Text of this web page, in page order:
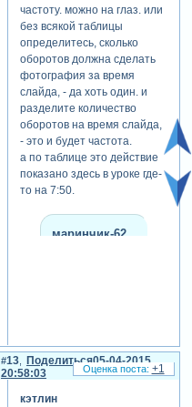
частоту. можно на глаз. или
без всякой таблицы
определитесь, сколько
оборотов должна сделать
фотография за время
слайда, - да хоть один. и
разделите количество
оборотов на время слайда,
- это и будет частота.
а по таблице это действие
показано здесь в уроке где-
то на 7:50.
маринчик-62
на примерах
Поделиться
13
05-04-2015
20:58:03
кэтлин
+1